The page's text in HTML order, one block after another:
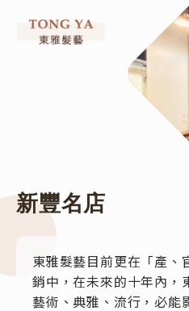
新豐名店
東雅髮藝目前更在「產、
銷中，在未來的十年內，
藝術、典雅、流行，必能